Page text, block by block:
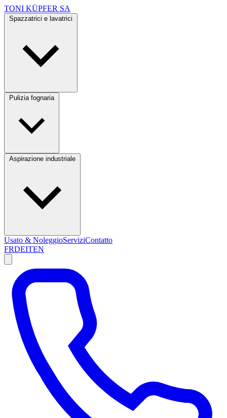
TONI KÜPFER SA
Pulizia fognaria
Usato & NoleggioServiziContatto
FRDEITEN